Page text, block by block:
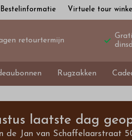
Bestelinformatie Virtuele tour
retourtermijn
Rugzakken
laatste dag
de Jan van Schaffelaarstraat